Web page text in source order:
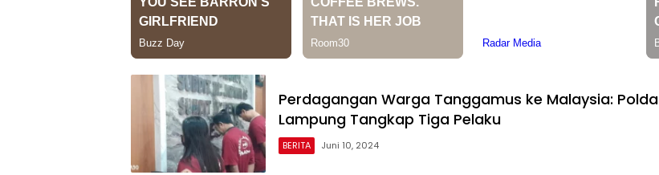
Perdagangan Warga Tanggamus ke Malaysia: Polda
Lampung Tangkap Tiga Pelaku
BERITA Juni 10, 2024